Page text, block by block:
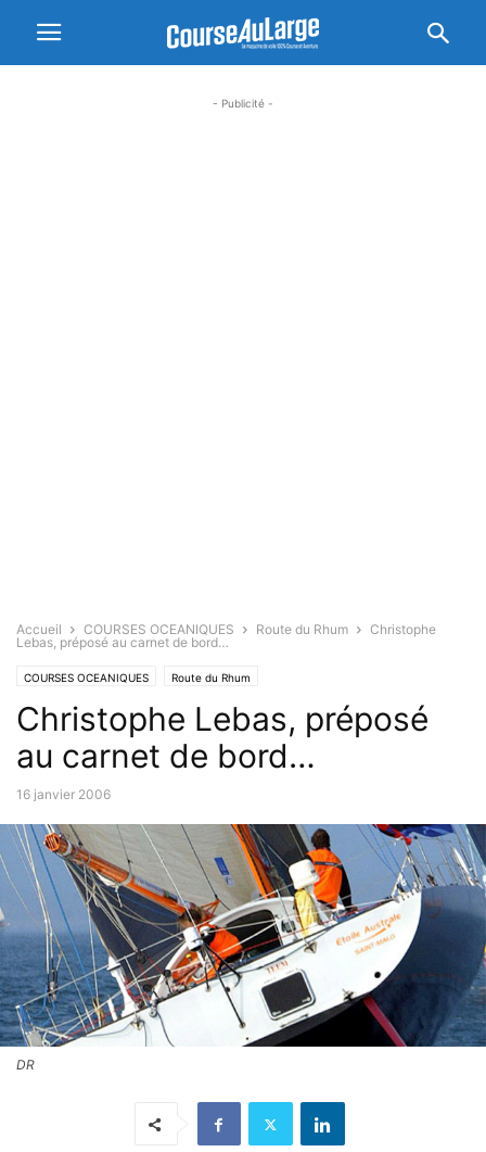
- Publicité -
Accueil COURSES OCEANIQUES Route du Rhum
Christophe
Lebas, préposé au carnet de bord…
COURSES OCEANIQUES Route du Rhum
Christophe Lebas, préposé
au carnet de bord…
16 janvier 2006
DR